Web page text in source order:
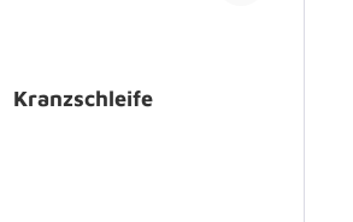
Kranzschleife